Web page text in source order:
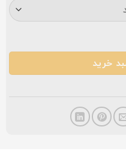
خرید